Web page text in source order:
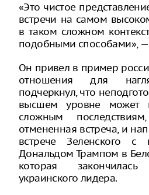
«Это чистое
встречи на самом
в таком сложном
подобными способами», —
Он привел в пример
отношения для
подчеркнул, что
высшем уровне может
сложным
отмененная встреча, и
встрече Зеленского с
Дональдом Трампом в
которая
украинского лидера.